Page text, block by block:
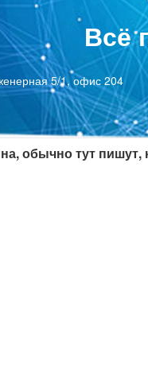
Всё
5/1, офис 204
обычно тут